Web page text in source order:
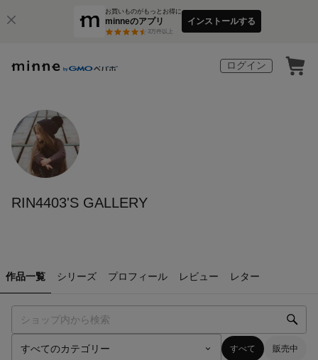
お買いものがもっとお得に
minneのアプリ
3万件以上
インストールする
ログイン
RIN4403'S GALLERY
作品一覧 シリーズ プロフィール レビュー レター
すべて 販売中